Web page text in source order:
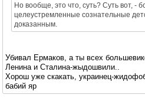
Но вообще, это что, суть? Суть вот, -
целеустремленные сознательные
доказанным.
Убивал Ермаков, а ты всех
Ленина и Сталина-жыдошвили..
Хорош уже скакать, украинец-
бабий яр